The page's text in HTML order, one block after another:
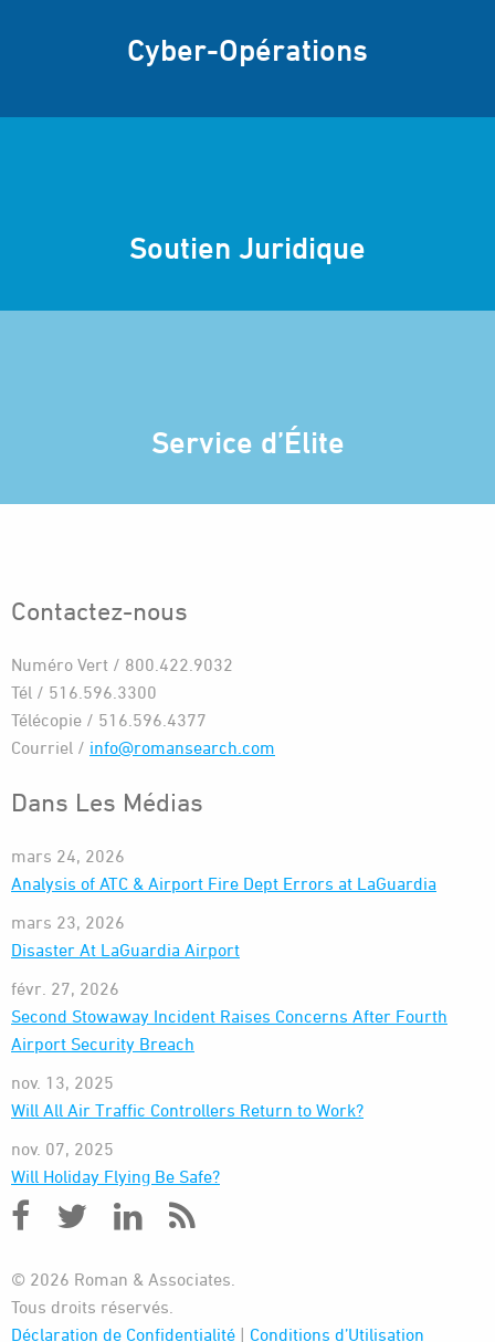
Cyber-Opérations
Soutien Juridique
Service d’Élite
Contactez-nous
Numéro Vert / 800.422.9032
Tél / 516.596.3300
Télécopie / 516.596.4377
Courriel / info@romansearch.com
Dans Les Médias
mars 24, 2026
Analysis of ATC & Airport Fire Dept Errors at LaGuardia
mars 23, 2026
Disaster At LaGuardia Airport
févr. 27, 2026
Second Stowaway Incident Raises Concerns After Fourth
Airport Security Breach
nov. 13, 2025
Will All Air Traffic Controllers Return to Work?
nov. 07, 2025
Will Holiday Flying Be Safe?
© 2026 Roman & Associates.
Tous droits réservés.
Déclaration de Confidentialité | Conditions d’Utilisation